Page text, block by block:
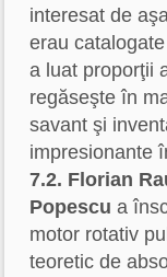
interesat de
erau
a luat proporţii
regăseşte în
savant şi
impresionante
7.2. Florian
Popescu a
motor rotativ
teoretic de